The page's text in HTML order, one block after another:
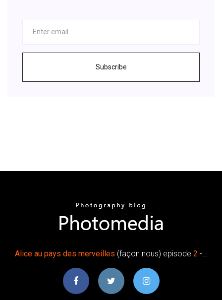
Subscribe
Alice au pays des merveilles (façon nous) episode 2 -…